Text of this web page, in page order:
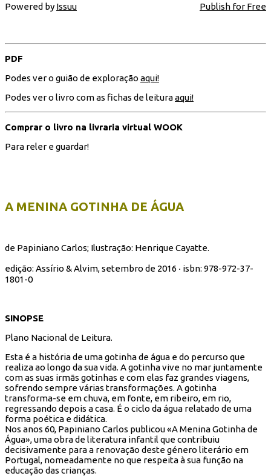
Powered by Issuu Publish for Free
PDF
Podes ver o guião de exploração aqui!
Podes ver o livro com as fichas de leituraaqui!
Comprar o livro na livraria virtual WOOK
Para reler e guardar!
A MENINA GOTINHA DE ÁGUA
de Papiniano Carlos; Ilustração: Henrique Cayatte.
edição: Assírio & Alvim, setembro de 2016 ‧ isbn: 978-972-37-
1801-0
SINOPSE
Plano Nacional de Leitura.
Esta é a história de uma gotinha de água e do percurso que
realiza ao longo da sua vida. A gotinha vive no mar juntamente
com as suas irmãs gotinhas e com elas faz grandes viagens,
sofrendo sempre várias transformações. A gotinha
transforma-se em chuva, em fonte, em ribeiro, em rio,
regressando depois a casa. É o ciclo da água relatado de uma
forma poética e didática.
Nos anos 60, Papiniano Carlos publicou «A Menina Gotinha de
Água», uma obra de literatura infantil que contribuiu
decisivamente para a renovação deste género literário em
Portugal, nomeadamente no que respeita à sua função na
educação das crianças.